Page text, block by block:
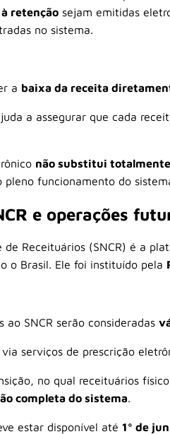
retenção sejam emitidas
no sistema.
a baixa da receita
a assegurar que cada
não substitui
funcionamento do
e operações
de Receituários (SNCR) é a
o Brasil. Ele foi instituído pela
ao SNCR serão consideradas
serviços de prescrição
no qual receituários
completa do sistema.
estar disponível até 1º de